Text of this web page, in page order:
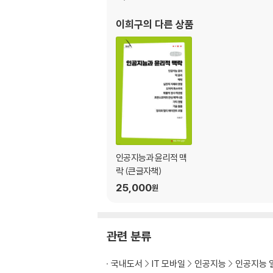
이희구의 다른 상품
인공지능과 윤리적 맥
락 (큰글자책)
25,000원
관련 분류
국내도서 IT 모바일 인공지능 인공지능